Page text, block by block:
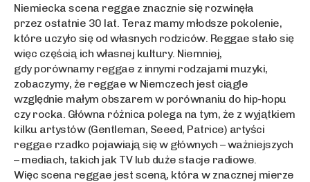
Niemiecka scena reggae znacznie się rozwinęła
przez ostatnie 30 lat. Teraz mamy młodsze pokolenie,
które uczyło się od własnych rodziców. Reggae stało się
więc częścią ich własnej kultury. Niemniej,
gdy porównamy reggae z innymi rodzajami muzyki,
zobaczymy, że reggae w Niemczech jest ciągle
względnie małym obszarem w porównaniu do hip-hopu
czy rocka. Główna różnica polega na tym, że z wyjątkiem
kilku artystów (Gentleman, Seeed, Patrice) artyści
reggae rzadko pojawiają się w głównych – ważniejszych
– mediach, takich jak TV lub duże stacje radiowe.
Więc scena reggae jest sceną, która w znacznej mierze